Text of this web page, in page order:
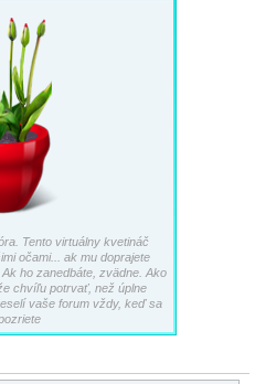
Tento virtuálny kvetináč
očami... ak mu doprajete
ho zanedbáte, zvädne. Ako
chvíľu potrvať, než úplne
vaše forum vždy, keď sa